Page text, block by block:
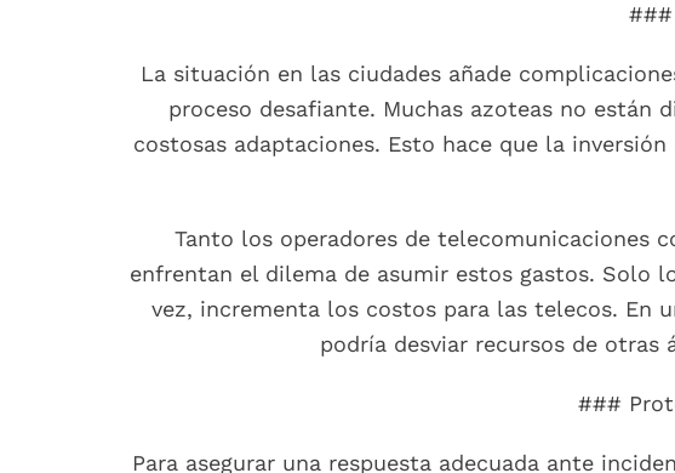
###
La situación en las ciudades añade
proceso desafiante. Muchas azoteas no están
costosas adaptaciones. Esto hace que la
Tanto los operadores de telecomunicaciones
enfrentan el dilema de asumir estos gastos. Solo
vez, incrementa los costos para las telecos. En
podría desviar recursos de
###
Para asegurar una respuesta adecuada ante